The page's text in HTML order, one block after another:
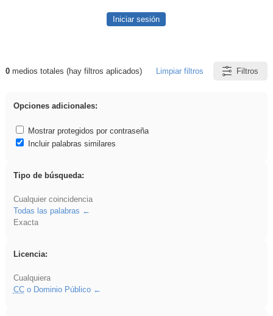
Iniciar sesión
Resultados de: platillos
0medios totales (hay filtros aplicados) Limpiar filtros Filtros
Opciones adicionales:
Mostrar protegidos por contraseña
Incluir palabras similares
Tipo de búsqueda:
Cualquier coincidencia
Todas las palabras
Exacta
Licencia:
Cualquiera
CCo Dominio Público